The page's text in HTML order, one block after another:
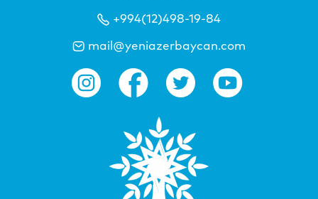
+994(12)498-19-84
mail@yeniazerbaycan.com